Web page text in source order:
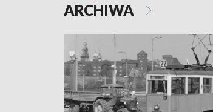
ARCHIWA